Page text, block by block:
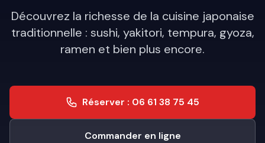
Découvrez la richesse de la cuisine japonaise
traditionnelle : sushi, yakitori, tempura, gyoza,
ramen et bien plus encore.
Réserver : 06 61 38 75 45
Commander en ligne